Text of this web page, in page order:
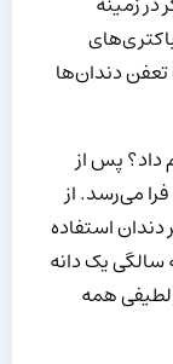
تعفن دندان‌ها
داد؟ پس از
می‌رسد. از
استفاده
سالگی یک دانه
لطیفی همه